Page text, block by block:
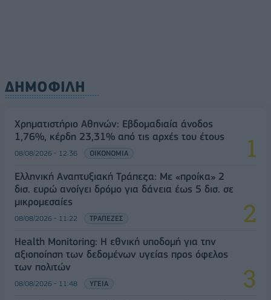
ΔΗΜΟΦΙΛΗ
Χρηματιστήριο Αθηνών: Εβδομαδιαία άνοδος
1,76%, κέρδη 23,31% από τις αρχές του έτους
08/08/2026 - 12:36 ΟΙΚΟΝΟΜΙΑ
Ελληνική Αναπτυξιακή Τράπεζα: Με «προίκα» 2
δισ. ευρώ ανοίγει δρόμο για δάνεια έως 5 δισ. σε
μικρομεσαίες
08/08/2026 - 11:22 ΤΡΑΠΕΖΕΣ
Health Monitoring: Η εθνική υποδομή για την
αξιοποίηση των δεδομένων υγείας προς όφελος
των πολιτών
08/08/2026 - 11:48 ΥΓΕΙΑ